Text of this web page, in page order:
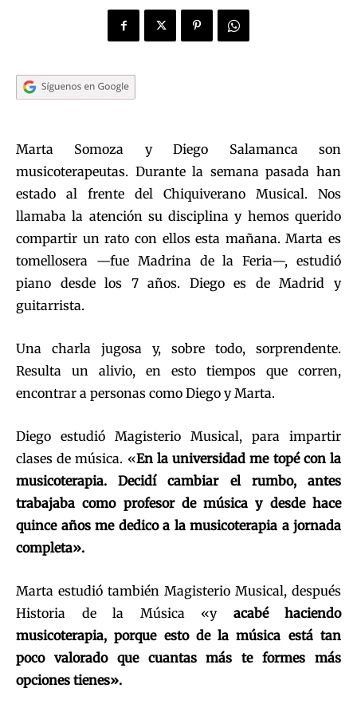
Marta Somoza y Diego Salamanca son
musicoterapeutas. Durante la semana pasada han
estado al frente del Chiquiverano Musical. Nos
llamaba la atención su disciplina y hemos querido
compartir un rato con ellos esta mañana. Marta es
tomellosera —fue Madrina de la Feria—, estudió
piano desde los 7 años. Diego es de Madrid y
guitarrista.
Una charla jugosa y, sobre todo, sorprendente.
Resulta un alivio, en esto tiempos que corren,
encontrar a personas como Diego y Marta.
Diego estudió Magisterio Musical, para impartir
clases de música. «En la universidad me topé con la
musicoterapia. Decidí cambiar el rumbo, antes
trabajaba como profesor de música y desde hace
quince años me dedico a la musicoterapia a jornada
completa».
Marta estudió también Magisterio Musical, después
Historia de la Música «y acabé haciendo
musicoterapia, porque esto de la música está tan
poco valorado que cuantas más te formes más
opciones tienes».